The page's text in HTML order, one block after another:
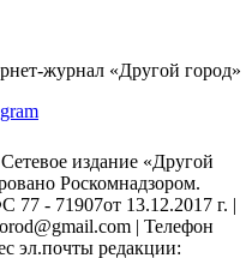
журнал «Другой город»
издание «Другой
Роскомнадзором.
- 71907от 13.12.2017 г. |
| Телефон
эл.почты редакции: